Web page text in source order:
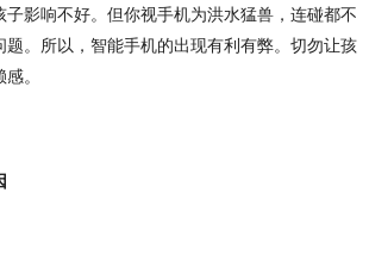
影响不好。但你视手机为洪水猛兽，连碰都不
。所以，智能手机的出现有利有弊。切勿让孩
。